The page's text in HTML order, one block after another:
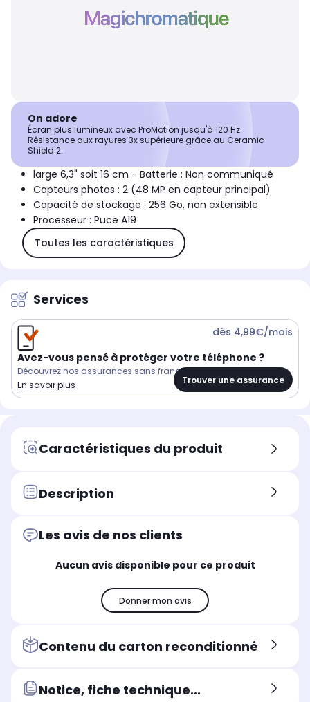
On adore
Écran plus lumineux avec ProMotion jusqu'à 120 Hz.
Résistance aux rayures 3x supérieure grâce au Ceramic
Shield 2.
large 6,3" soit 16 cm - Batterie : Non communiqué
Capteurs photos : 2 (48 MP en capteur principal)
Capacité de stockage : 256 Go, non extensible
Processeur : Puce A19
Toutes les caractéristiques
Services
Avez-vous pensé à protéger votre téléphone ?
Découvrez nos assurances sans franchise
En savoir plus
dès 4,99€/mois
Trouver une assurance
Caractéristiques du produit
Description
Les avis de nos clients
Aucun avis disponible pour ce produit
Donner mon avis
Contenu du carton reconditionné
Notice, fiche technique...